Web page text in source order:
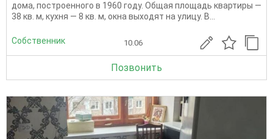
дома, построенного в 1960 году. Общая площадь квартиры —
38 кв. м, кухня — 8 кв. м, окна выходят на улицу. В...
Собственник 10.06
Позвонить